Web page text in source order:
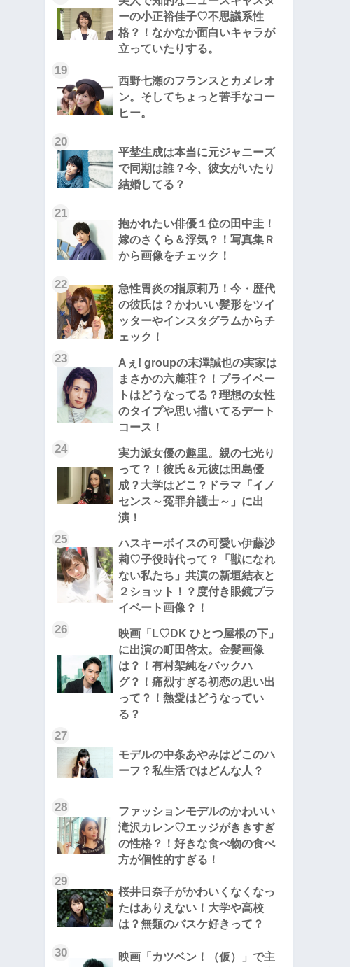
ーの小正裕佳子♡不思議系性
格？！なかなか面白いキャラが
立っていたりする。
19
西野七瀬のフランスとカメレオ
ン。そしてちょっと苦手なコー
ヒー。
20
平埜生成は本当に元ジャニーズ
で同期は誰？今、彼女がいたり
結婚してる？
21
抱かれたい俳優１位の田中圭！
嫁のさくら＆浮気？！写真集Ｒ
から画像をチェック！
22
急性胃炎の指原莉乃！今・歴代
の彼氏は？かわいい髪形をツイ
ッターやインスタグラムからチ
ェック！
23
Aぇ! groupの末澤誠也の実家は
まさかの六麓荘？！プライベー
トはどうなってる？理想の女性
のタイプや思い描いてるデート
コース！
24
実力派女優の趣里。親の七光り
って？！彼氏＆元彼は田島優
成？大学はどこ？ドラマ「イノ
センス～冤罪弁護士～」に出
演！
25
ハスキーボイスの可愛い伊藤沙
莉♡子役時代って？「獣になれ
ない私たち」共演の新垣結衣と
２ショット！？度付き眼鏡プラ
イベート画像？！
26
映画「L♡DK ひとつ屋根の下」
に出演の町田啓太。金髪画像
は？！有村架純をバックハ
グ？！痛烈すぎる初恋の思い出
って？！熱愛はどうなってい
る？
27
モデルの中条あやみはどこのハ
ーフ？私生活ではどんな人？
28
ファッションモデルのかわいい
滝沢カレン♡エッジがききすぎ
の性格？！好きな食べ物の食べ
方が個性的すぎる！
29
桜井日奈子がかわいくなくなっ
たはありえない！大学や高校
は？無類のバスケ好きって？
30 映画「カツベン！（仮）」で主